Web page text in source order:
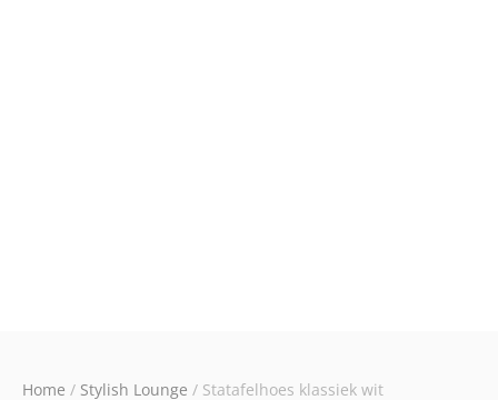
Home / Stylish Lounge / Statafelhoes klassiek wit